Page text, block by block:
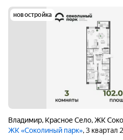
новостройка
Владимир, Красное Село,ЖК
ЖК «Соколиный парк», 3 квартал